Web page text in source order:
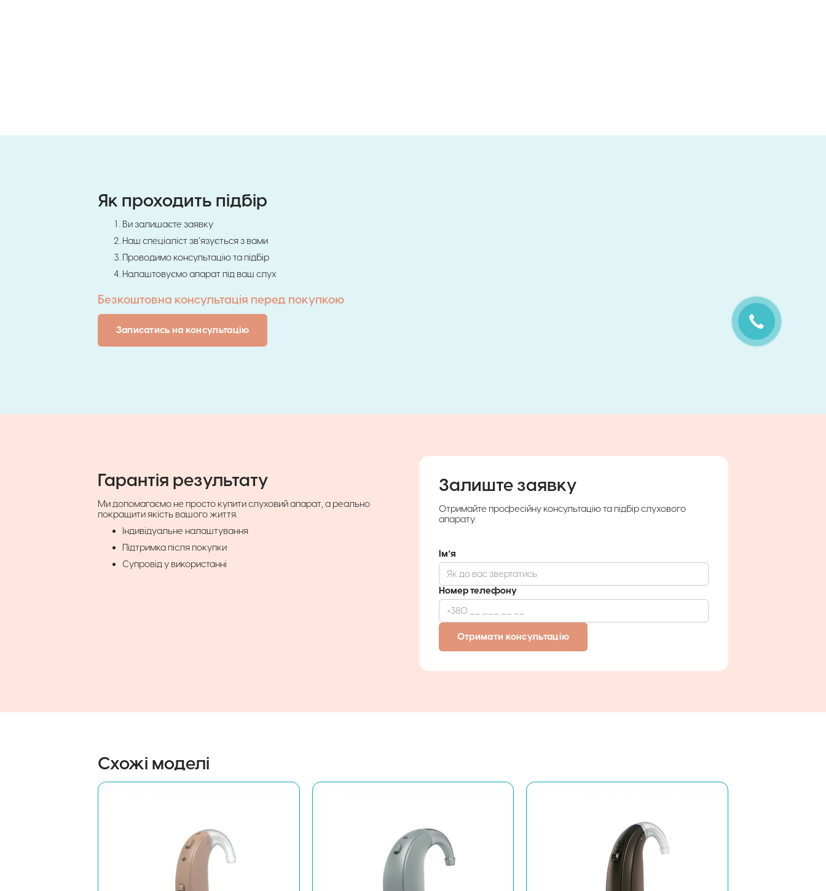
Як проходить підбір
Ви залишаєте заявку
Наш спеціаліст зв’язується з вами
Проводимо консультацію та підбір
Налаштовуємо апарат під ваш слух
Безкоштовна консультація перед покупкою
Записатись на консультацію
Гарантія результату
Ми допомагаємо не просто купити слуховий апарат, а реально
покращити якість вашого життя.
Індивідуальне налаштування
Підтримка після покупки
Супровід у використанні
Залиште заявку
Отримайте професійну консультацію та підбір слухового
апарату.
Імʼя
Номер телефону
Схожі моделі